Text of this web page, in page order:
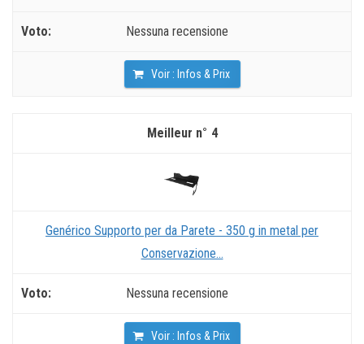
Nessuna recensione
Voir : Infos & Prix
4
Genérico Supporto per da Parete - 350 g in metal per
Conservazione...
Nessuna recensione
Voir : Infos & Prix